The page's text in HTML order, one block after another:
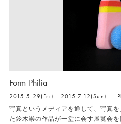
Form-Philia
2015.5.29(Fri) - 2015.7.12(Sun)
写真というメディアを通して、写真
た鈴木崇の作品が一堂に会す展覧会を